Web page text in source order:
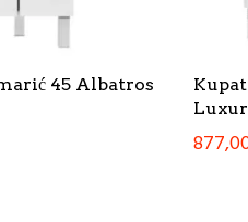
45 Albatros